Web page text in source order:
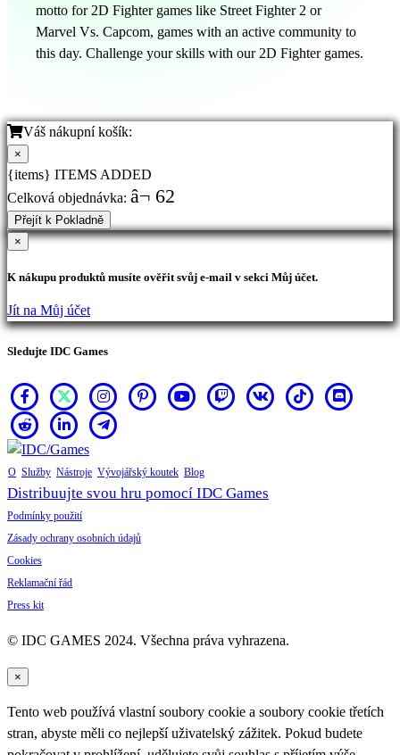
motto for 2D Fighter games like Street Fighter 2 or
Marvel Vs. Capcom, games with an active community to
this day. Challenge your skills with our 2D Fighter games.
Váš nákupní košík:
×
{items} ITEMS ADDED
Celková objednávka: â¬ 62
Přejít k Pokladně
×
K nákupu produktů musíte ověřit svůj e-mail v sekci Můj účet.
Jít na Můj účet
Sledujte IDC Games
O Služby Nástroje Vývojářský koutek Blog
Distribuujte svou hru pomocí IDC Games
Podmínky použití
Zásady ochrany osobních údajů
Cookies
Reklamační řád
Press kit
© IDC GAMES 2024. Všechna práva vyhrazena.
×
Tento web používá vlastní soubory cookie a soubory cookie třetích
stran, abyste měli co nejlepší uživatelský zážitek. Pokud budete